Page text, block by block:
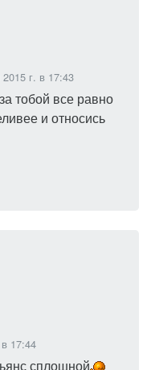
г. в 17:43
тобой все равно
и относись
17:44
сплошной